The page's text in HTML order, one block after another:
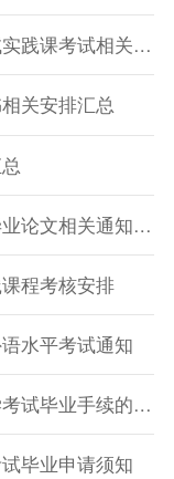
河南工业大学2025年下半年自学考试实践课考试相关通知
关安排汇总
2025年河南自考实践性环节考核、毕业论文相关通知汇总
程考核安排
水平考试通知
2025年上半年华北水利水电大学自学考试毕业手续的通知
毕业申请须知